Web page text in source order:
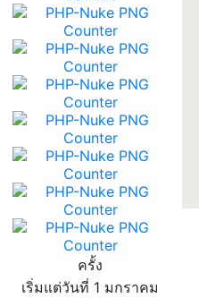
ครั้ง
เริ่มแต่วันที่ 1 มกราคม